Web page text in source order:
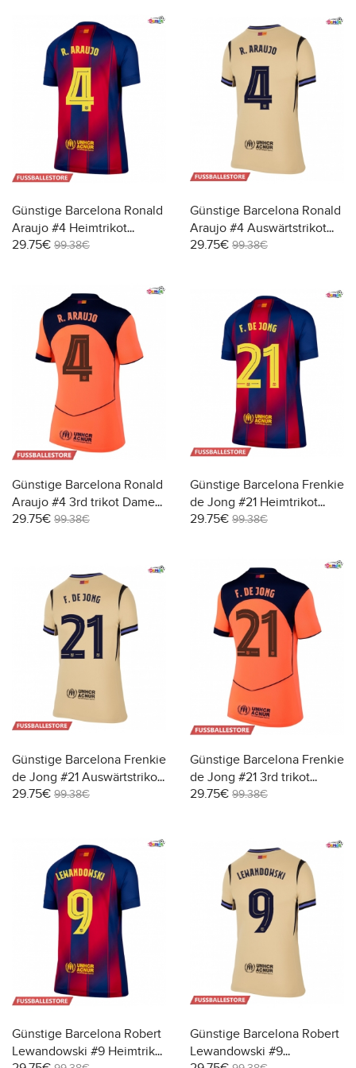
Günstige Barcelona Ronald
Araujo #4 Heimtrikot
Damen 2025-26 Kurzarm
29.75€ 99.38€
Günstige Barcelona Ronald
Araujo #4 Auswärtstrikot
Damen 2025-26 Kurzarm
29.75€ 99.38€
Günstige Barcelona Ronald
Araujo #4 3rd trikot Damen
2025-26 Kurzarm
29.75€ 99.38€
Günstige Barcelona Frenkie
de Jong #21 Heimtrikot
Damen 2025-26 Kurzarm
29.75€ 99.38€
Günstige Barcelona Frenkie
de Jong #21 Auswärtstrikot
Damen 2025-26 Kurzarm
29.75€ 99.38€
Günstige Barcelona Frenkie
de Jong #21 3rd trikot
Damen 2025-26 Kurzarm
29.75€ 99.38€
Günstige Barcelona Robert
Lewandowski #9 Heimtrikot
Günstige Barcelona Robert
Lewandowski #9